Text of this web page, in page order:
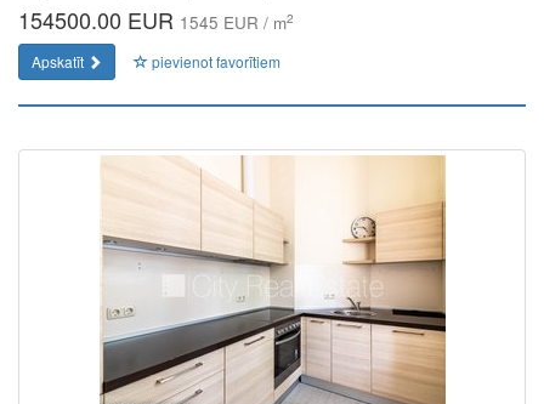
154500.00 EUR 1545 EUR / m2
Apskatīt pievienot favorītiem